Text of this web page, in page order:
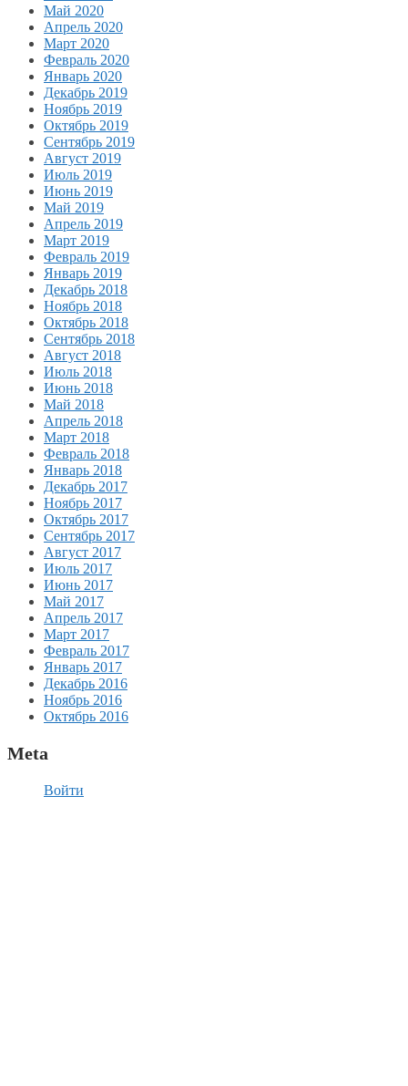
Май 2020
Апрель 2020
Март 2020
Февраль 2020
Январь 2020
Декабрь 2019
Ноябрь 2019
Октябрь 2019
Сентябрь 2019
Август 2019
Июль 2019
Июнь 2019
Май 2019
Апрель 2019
Март 2019
Февраль 2019
Январь 2019
Декабрь 2018
Ноябрь 2018
Октябрь 2018
Сентябрь 2018
Август 2018
Июль 2018
Июнь 2018
Май 2018
Апрель 2018
Март 2018
Февраль 2018
Январь 2018
Декабрь 2017
Ноябрь 2017
Октябрь 2017
Сентябрь 2017
Август 2017
Июль 2017
Июнь 2017
Май 2017
Апрель 2017
Март 2017
Февраль 2017
Январь 2017
Декабрь 2016
Ноябрь 2016
Октябрь 2016
Meta
Войти